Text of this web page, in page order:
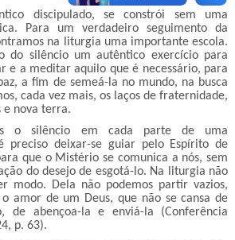
discipulado, se constrói sem uma
Para um verdadeiro seguimento da
na liturgia uma importante escola.
do silêncio um autêntico exercício para
e a meditar aquilo que é necessário, para
a fim de semeá-la no mundo, na busca
cada vez mais, os laços de fraternidade,
e nova terra.
o silêncio em cada parte de uma
preciso deixar-se guiar pelo Espírito de
que o Mistério se comunica a nós, sem
do desejo de esgotá-lo. Na liturgia não
modo. Dela não podemos partir vazios,
amor de um Deus, que não se cansa de
de abençoa-la e enviá-la (Conferência
p. 63).